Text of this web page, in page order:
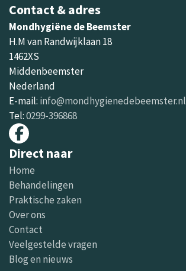
Contact & adres
Mondhygiëne de Beemster
H.M van Randwijklaan 18
1462XS
Middenbeemster
Nederland
E-mail: info@mondhygienedebeemster.nl
Tel:0299-396868
Direct naar
Home
Behandelingen
Praktische zaken
Over ons
Contact
Veelgestelde vragen
Blog en nieuws